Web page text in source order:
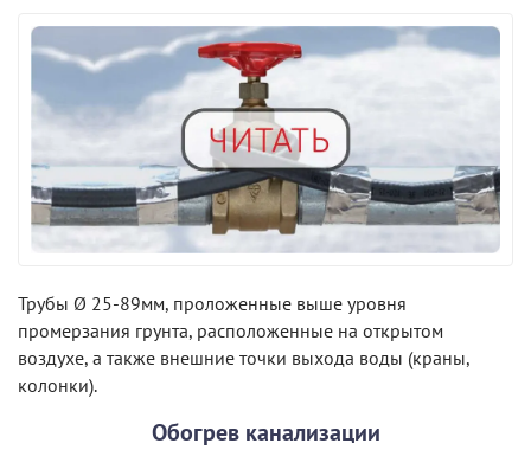
Трубы Ø 25-89мм, проложенные выше уровня
промерзания грунта, расположенные на открытом
воздухе, а также внешние точки выхода воды (краны,
колонки).
Обогрев канализации